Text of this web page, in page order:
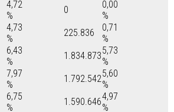
4,72
%
0
0,00
%
4,73
%
225.836
0,71
%
6,43
%
1.834.8735,73
%
7,97
%
1.792.5425,60
%
6,75
%
1.590.6464,97
%